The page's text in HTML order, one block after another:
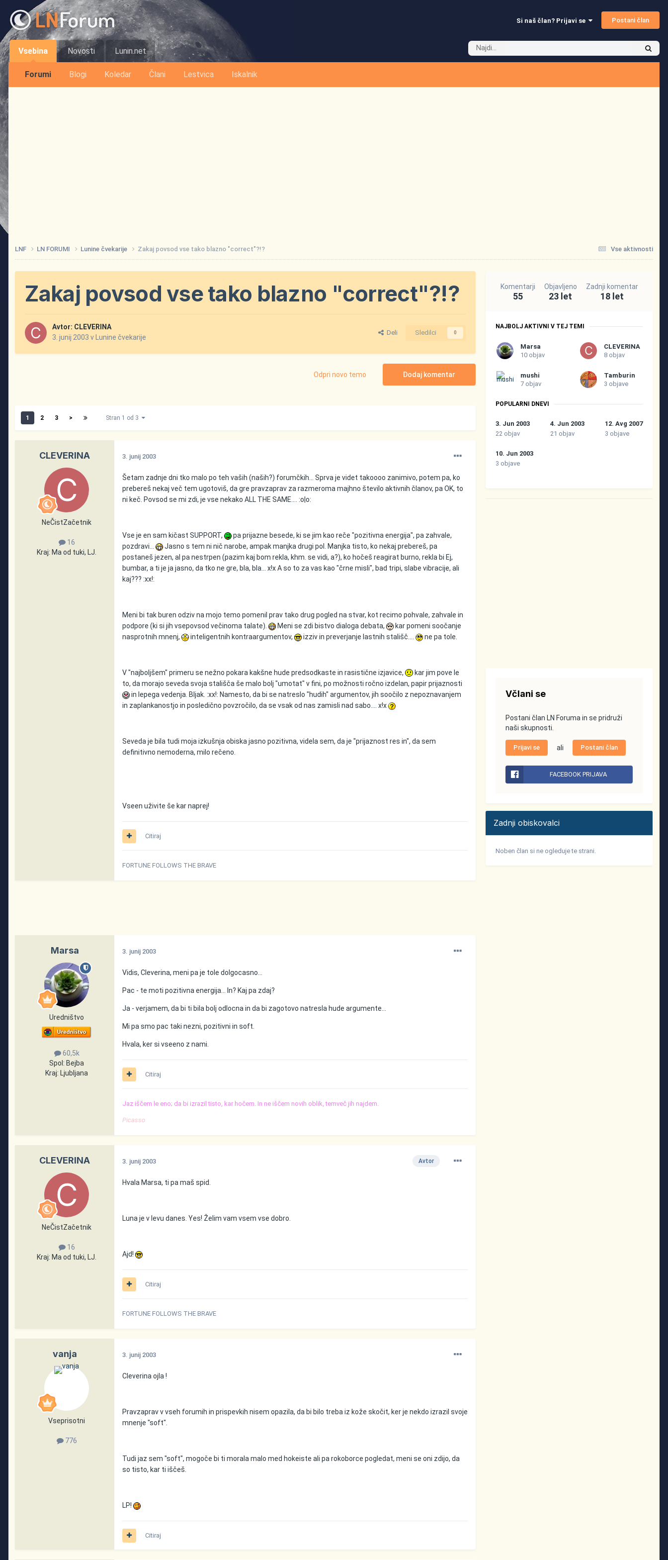
Si naš član? Prijavi se Postani član
Vsebina
Forumi Blogi Koledar Člani Lestvica Iskalnik
Novosti Lunin.net
Vse aktivnosti
LNF LN FORUMI Lunine čvekarije Zakaj povsod vse tako blazno "correct"?!?
Zakaj povsod vse tako blazno "correct"?!?
Avtor: CLEVERINA
3. junij 2003 v Lunine čvekarije
Deli Sledilci 0
Dodaj komentar
Odpri novo temo
1 2 3 > Stran 1 od 3
CLEVERINA
NeČistZačetnik
16
Kraj: Ma od tuki, LJ.
3. junij 2003
Šetam zadnje dni tko malo po teh vaših (naših?) forumčkih... Sprva je videt takoooo zanimivo, potem pa, ko
prebereš nekaj več tem ugotoviš, da gre pravzaprav za razmeroma majhno število aktivnih članov, pa OK, to
ni keč. Povsod se mi zdi, je vse nekako ALL THE SAME.... :o|o:
Vse je en sam kičast SUPPORT,
pa prijazne besede, ki se jim kao reče "pozitivna energija", pa zahvale,
pozdravi...
Jasno s tem ni nič narobe, ampak manjka drugi pol. Manjka tisto, ko nekaj prebereš, pa
postaneš jezen, al pa nestrpen (pazim kaj bom rekla, khm. se vidi, a?), ko hočeš reagirat burno, rekla bi Ej,
bumbar, a ti je ja jasno, da tko ne gre, bla, bla... x!x A so to za vas kao "črne misli", bad tripi, slabe vibracije, ali
kaj??? :xx!:
Meni bi tak buren odziv na mojo temo pomenil prav tako drug pogled na stvar, kot recimo pohvale, zahvale in
podpore (ki si jih vsepovsod večinoma talate).
Meni se zdi bistvo dialoga debata,
kar pomeni soočanje
nasprotnih mnenj,
inteligentnih kontraargumentov, izziv in preverjanje lastnih stališč.... ne pa tole.
V "najboljšem" primeru se nežno pokara kakšne hude predsodkaste in rasistične izjavice,
kar jim pove le
to, da morajo seveda svoja stališča še malo bolj "umotat" v fini, po možnosti ročno izdelan, papir prijaznosti
in lepega vedenja. Bljak. :xx!: Namesto, da bi se natreslo "hudih" argumentov, jih soočilo z nepoznavanjem
in zaplankanostjo in posledično povzročilo, da se vsak od nas zamisli nad sabo.... x!x
Seveda je bila tudi moja izkušnja obiska jasno pozitivna, videla sem, da je "prijaznost res in", da sem
definitivno nemoderna, milo rečeno.
Vseen uživite še kar naprej!
Citiraj
FORTUNE FOLLOWS THE BRAVE
Marsa
Uredništvo
60,5k
Spol: Bejba
Kraj: Ljubljana
3. junij 2003
Vidis, Cleverina, meni pa je tole dolgocasno...
Pac - te moti pozitivna energija... In? Kaj pa zdaj?
Ja - verjamem, da bi ti bila bolj odlocna in da bi zagotovo natresla hude argumente...
Mi pa smo pac taki nezni, pozitivni in soft.
Hvala, ker si vseeno z nami.
Citiraj
Jaz iščem le eno; da bi izrazil tisto, kar hočem. In ne iščem novih oblik, temveč jih najdem.
Picasso
CLEVERINA
NeČistZačetnik
16
Kraj: Ma od tuki, LJ.
Avtor
3. junij 2003
Hvala Marsa, ti pa maš spid.
Luna je v levu danes. Yes! Želim vam vsem vse dobro.
Ajd!
Citiraj
FORTUNE FOLLOWS THE BRAVE
vanja
Vseprisotni
776
3. junij 2003
Cleverina ojla !
Pravzaprav v vseh forumih in prispevkih nisem opazila, da bi bilo treba iz kože skočit, ker je nekdo izrazil svoje
mnenje "soft".
Tudi jaz sem "soft", mogoče bi ti morala malo med hokeiste ali pa rokoborce pogledat, meni se oni zdijo, da
so tisto, kar ti iščeš.
LP!
Citiraj
Komentarji
55
Objavljeno
23 let
Zadnji komentar
18 let
NAJBOLJ AKTIVNI V TEJ TEMI
Marsa
10 objav
CLEVERINA
8 objav
mushi
7 objav
Tamburin
3 objave
POPULARNI DNEVI
3. Jun 2003
22 objav
4. Jun 2003
21 objav
12. Avg 2007
3 objave
10. Jun 2003
3 objave
Včlani se
Postani član LN Foruma in se pridruži
naši skupnosti.
Prijavi se ali Postani član
FACEBOOK PRIJAVA
Zadnji obiskovalci
Noben član si ne ogleduje te strani.